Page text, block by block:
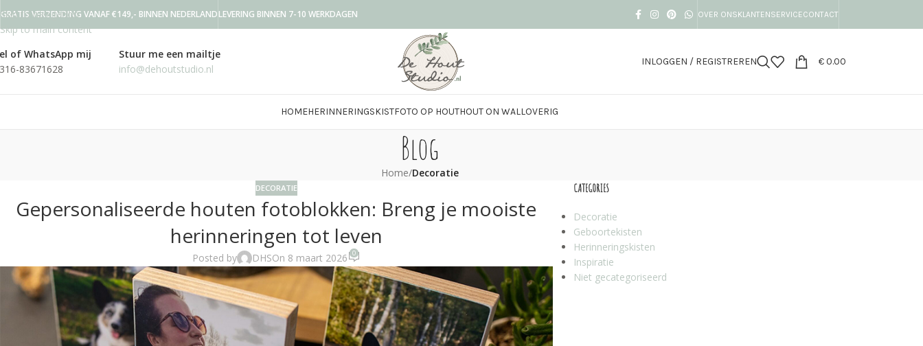
Skip to navigation
Skip to main content
GRATIS VERZENDING VANAF €149,- BINNEN NEDERLANDLEVERING BINNEN 7-10 WERKDAGEN OVER ONSKLANTENSERVICECONTACT
of WhatsApp mij
83671628
Stuur me een mailtje
info@dehoutstudio.nl
INLOGGEN / REGISTREREN €0.00
HOMEHERINNERINGSKISTFOTO OP HOUTHOUT ON WALLOVERIG
Blog
Home/Decoratie
DECORATIE
Gepersonaliseerde houten fotoblokken: Breng je mooiste
herinneringen tot leven
Posted by DHSOn 8 maart 2026 0
CATEGORIES
Decoratie
Geboortekisten
Herinneringskisten
Inspiratie
Niet gecategoriseerd